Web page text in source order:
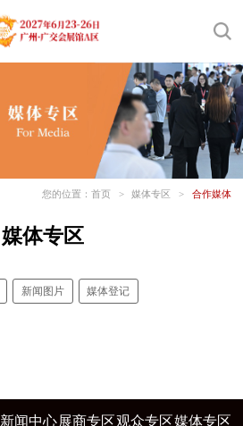
您的位置： 首页 > 媒体专区 > 合作媒体
媒体专区
新闻图片 媒体登记
新闻中心展商专区观众专区媒体专区